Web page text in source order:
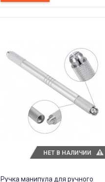
Ручка манипула для ручного
НЕТ В НАЛИЧИИ